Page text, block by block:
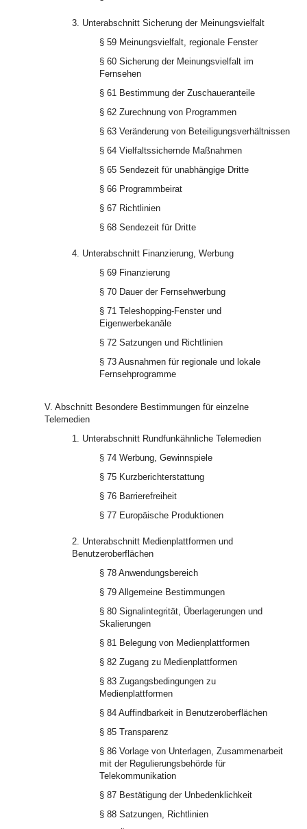
3. Unterabschnitt Sicherung der Meinungsvielfalt
§ 59 Meinungsvielfalt, regionale Fenster
§ 60 Sicherung der Meinungsvielfalt im
Fernsehen
§ 61 Bestimmung der Zuschaueranteile
§ 62 Zurechnung von Programmen
§ 63 Veränderung von Beteiligungsverhältnissen
§ 64 Vielfaltssichernde Maßnahmen
§ 65 Sendezeit für unabhängige Dritte
§ 66 Programmbeirat
§ 67 Richtlinien
§ 68 Sendezeit für Dritte
4. Unterabschnitt Finanzierung, Werbung
§ 69 Finanzierung
§ 70 Dauer der Fernsehwerbung
§ 71 Teleshopping-Fenster und
Eigenwerbekanäle
§ 72 Satzungen und Richtlinien
§ 73 Ausnahmen für regionale und lokale
Fernsehprogramme
V. Abschnitt Besondere Bestimmungen für einzelne
Telemedien
1. Unterabschnitt Rundfunkähnliche Telemedien
§ 74 Werbung, Gewinnspiele
§ 75 Kurzberichterstattung
§ 76 Barrierefreiheit
§ 77 Europäische Produktionen
2. Unterabschnitt Medienplattformen und
Benutzeroberflächen
§ 78 Anwendungsbereich
§ 79 Allgemeine Bestimmungen
§ 80 Signalintegrität, Überlagerungen und
Skalierungen
§ 81 Belegung von Medienplattformen
§ 82 Zugang zu Medienplattformen
§ 83 Zugangsbedingungen zu
Medienplattformen
§ 84 Auffindbarkeit in Benutzeroberflächen
§ 85 Transparenz
§ 86 Vorlage von Unterlagen, Zusammenarbeit
mit der Regulierungsbehörde für
Telekommunikation
§ 87 Bestätigung der Unbedenklichkeit
§ 88 Satzungen, Richtlinien